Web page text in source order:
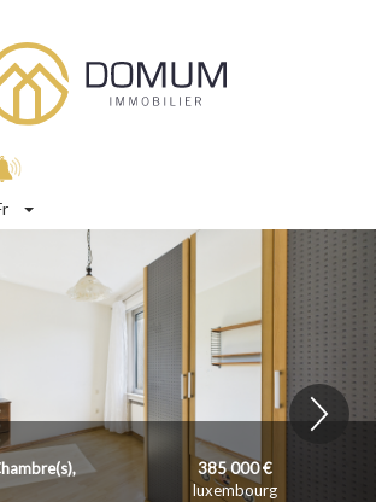
385 000 €
luxembourg